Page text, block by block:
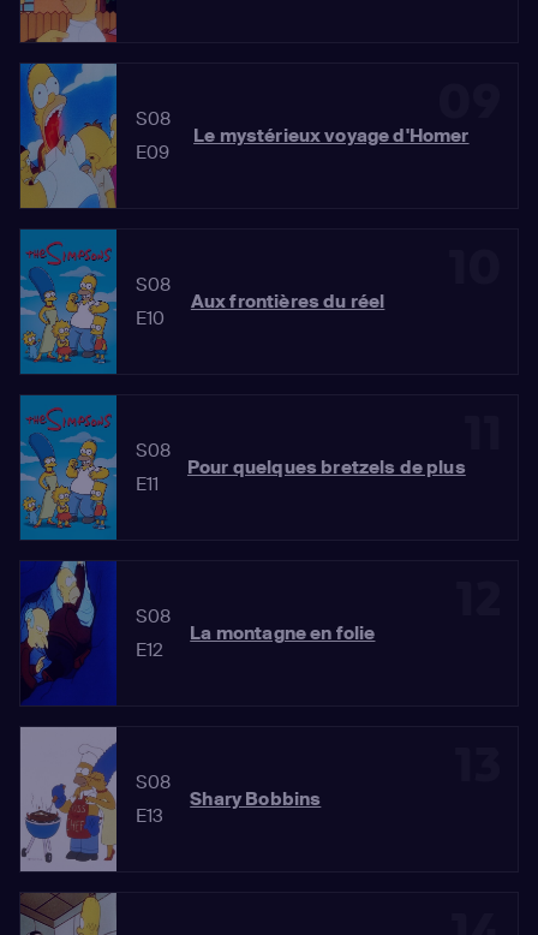
S08
E09
Le mystérieux voyage d'Homer
S08
E10
Aux frontières du réel
S08
E11
Pour quelques bretzels de plus
S08
E12
La montagne en folie
S08
E13
Shary Bobbins